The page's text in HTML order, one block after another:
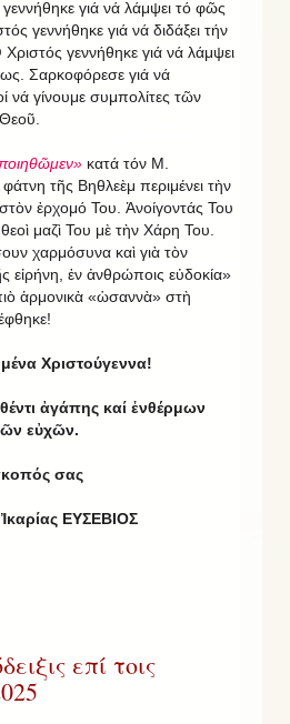
γιά νά λάμψει τό φῶς
γεννήθηκε γιά νά διδάξει τήν
γεννήθηκε γιά νά λάμψει
Σαρκοφόρεσε γιά νά
νά γίνουμε συμπολίτες τῶν
κατά τόν Μ.
τῆς Βηθλεὲμ περιμένει τὴν
ἐρχομό Του. Ἀνοίγοντάς Του
μαζὶ Του μὲ τὴν Χάρη Του.
χαρμόσυνα καὶ γιὰ τὸν
εἰρήνη, ἐν ἀνθρώποις εὐδοκία»
ἁρμονικὰ «ὡσαννὰ» στὴ
Χριστούγεννα!
ἀγάπης καί ἐνθέρμων
εὐχῶν.
σας
ΕΥΣΕΒΙΟΣ
επί τοις